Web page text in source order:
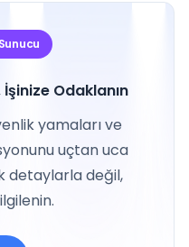
İşinize Odaklanın
yamaları ve
uçtan uca
detaylarla değil,